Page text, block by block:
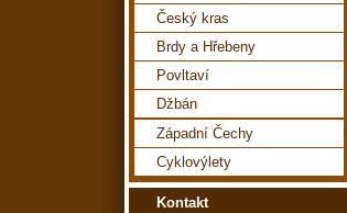
Český kras
Brdy a Hřebeny
Povltaví
Džbán
Západní Čechy
Cyklovýlety
Kontakt